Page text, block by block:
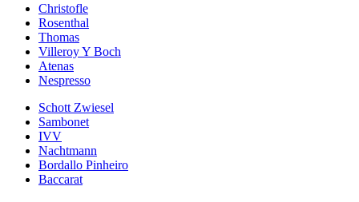
Christofle
Rosenthal
Thomas
Villeroy Y Boch
Atenas
Nespresso
Schott Zwiesel
Sambonet
IVV
Nachtmann
Bordallo Pinheiro
Baccarat